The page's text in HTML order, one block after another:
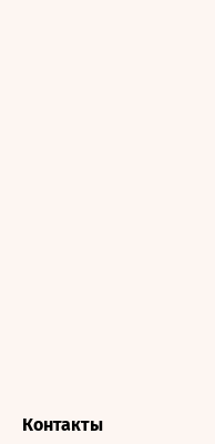
Контакты